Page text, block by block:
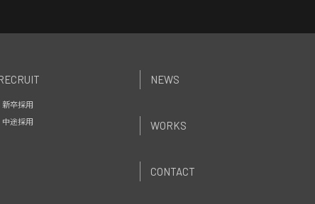
新卒採用
中途採用
NEWS
WORKS
CONTACT